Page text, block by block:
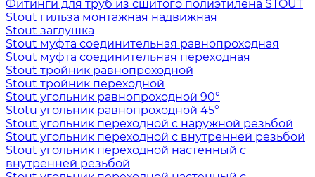
Фитинги для труб из сшитого полиэтилена STOUT
Stout гильза монтажная надвижная
Stout заглушка
Stout муфта соединительная равнопроходная
Stout муфта соединительная переходная
Stout тройник равнопроходной
Stout тройник переходной
Stout угольник равнопроходной 90°
Stotu угольник равнопроходной 45°
Stout угольник переходной с наружной резьбой
Stout угольник переходной с внутренней резьбой
Stout угольник переходной настенный с
внутренней резьбой